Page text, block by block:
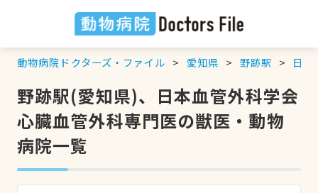
動物病院ドクターズ・ファイル 愛知県 野跡駅 日本
野跡駅(愛知県)、日本血管外科学会
心臓血管外科専門医の獣医・動物
病院一覧